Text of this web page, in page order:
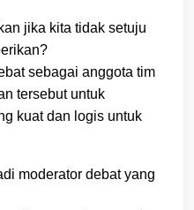
jika kita tidak setuju
sebagai anggota tim
tersebut untuk
kuat dan logis untuk
moderator debat yang